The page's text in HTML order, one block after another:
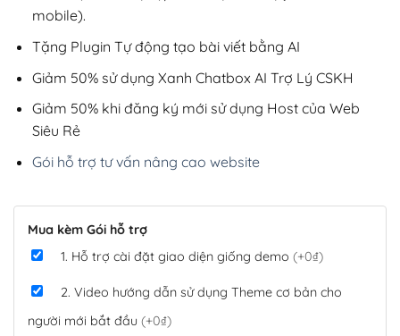
mobile).
Tặng Plugin Tự động tạo bài viết bằng AI
Giảm 50% sử dụng Xanh Chatbox AI Trợ Lý CSKH
Giảm 50% khi đăng ký mới sử dụng Host của Web
Siêu Rẻ
Gói hỗ trợ tư vấn nâng cao website
Mua kèm Gói hỗ trợ
1. Hỗ trợ cài đặt giao diện giống demo (+0₫)
2. Video hướng dẫn sử dụng Theme cơ bản cho
người mới bắt đầu (+0₫)